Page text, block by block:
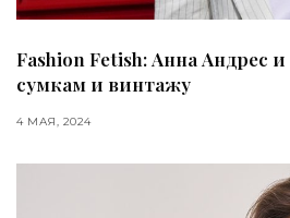
Fashion Fetish: Анна Андрес
сумкам и винтажу
4 МАЯ, 2024